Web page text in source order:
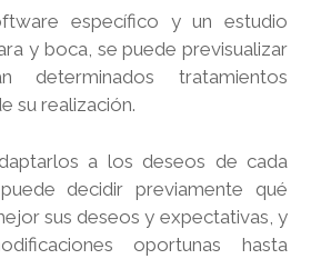
específico y un estudio
y boca, se puede previsualizar
determinados tratamientos
su realización.
a los deseos de cada
decidir previamente qué
sus deseos y expectativas, y
oportunas hasta